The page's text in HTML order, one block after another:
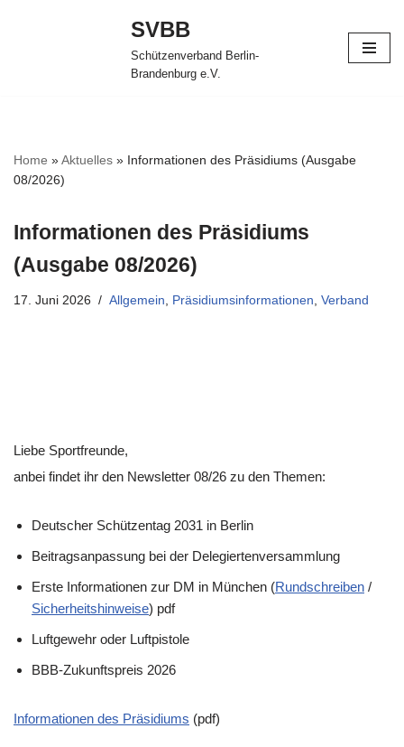
SVBB
Schützenverband Berlin-
Brandenburg e.V.
Home »Aktuelles » Informationen des Präsidiums (Ausgabe
08/2026)
Informationen des Präsidiums
(Ausgabe 08/2026)
17. Juni 2026 Allgemein, Präsidiumsinformationen, Verband
Liebe Sportfreunde,
anbei findet ihr den Newsletter 08/26 zu den Themen:
Deutscher Schützentag 2031 in Berlin
Beitragsanpassung bei der Delegiertenversammlung
Erste Informationen zur DM in München (Rundschreiben /
Sicherheitshinweise) pdf
Luftgewehr oder Luftpistole
BBB-Zukunftspreis 2026
Informationen des Präsidiums (pdf)